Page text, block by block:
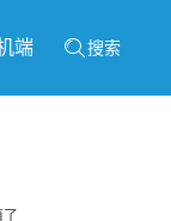
端 搜索